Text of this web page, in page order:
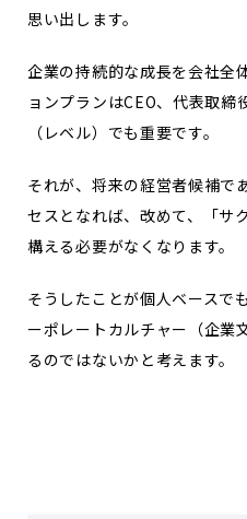
思い出します。
企業の持続的な成長を会社全
ョンプランはCEO、代表取締
（レベル）でも重要です。
それが、将来の経営者候補で
セスとなれば、改めて、「サ
構える必要がなくなります。
そうしたことが個人ベースで
ーポレートカルチャー（企業
るのではないかと考えます。